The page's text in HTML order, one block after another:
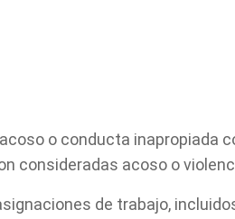
o conducta inapropiada
consideradas acoso o
de trabajo,